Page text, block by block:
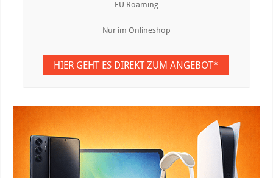
EU Roaming
Nur im Onlineshop
HIER GEHT ES DIREKT ZUM ANGEBOT*